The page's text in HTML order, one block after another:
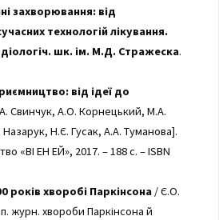
захворювання: від
технологій лікування.
шк. ім. М.Д. Стражеска.
від ідеї до
Свинчук, А.О. Корнецький, М.А.
Назарук, Н.Є. Гусак, А.А. Туманова].
«ВІ ЕН ЕЙ», 2017. – 188 с. – ISBN
років хворобі Паркінсона/ Є.О.
журн. хвороби Паркінсона й